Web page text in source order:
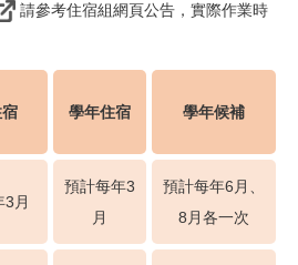
請參考住宿組網頁公告，實際作業時
學年住宿 學年候補
3月
預計每年3
月
預計每年6月、
8月各一次